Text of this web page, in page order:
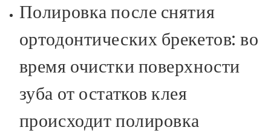
Полировка после снятия
ортодонтических брекетов: во
время очистки поверхности
зуба от остатков клея
происходит полировка